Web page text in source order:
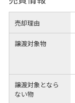
売却理由
譲渡対象物
譲渡対象となら
ない物